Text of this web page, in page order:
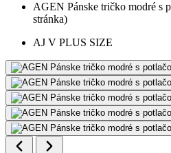
AGEN Pánske tričko modré s
stránka)
AJ V PLUS SIZE